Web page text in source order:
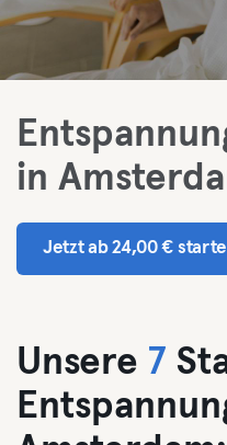
in
Jetzt ab 24,00 €
Unsere 7